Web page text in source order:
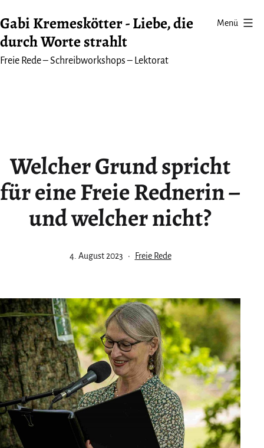
Inhalt
springen
Gabi Kremeskötter - Liebe, die
durch Worte strahlt
Freie Rede – Schreibworkshops – Lektorat
Menü
Welcher Grund spricht
für eine Freie Rednerin –
und welcher nicht?
Veröffentlicht
4. August 2023
Kategorisiert
Freie Rede